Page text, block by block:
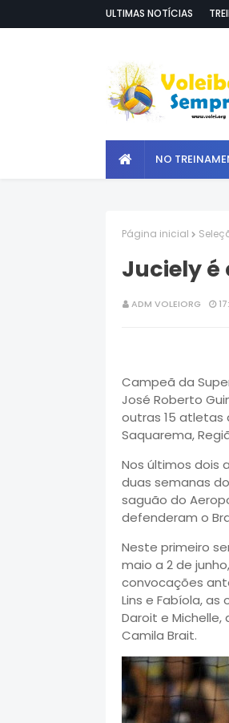
ULTIMAS NOTÍCIAS
NO
Página inicial
Juciely
ADM VOLEIORG
Campeã da
José Roberto
outras 15 atletas
Saquarema,
Nos últimos dois
duas semanas
saguão do
defenderam o
Neste primeiro
maio a 2 de
convocações
Lins e Fabíola, as
Daroit e Michelle,
Camila Brait.